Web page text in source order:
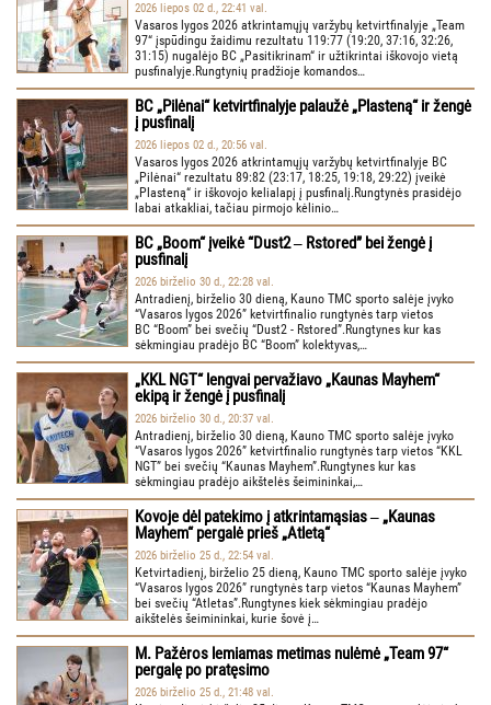
2026 liepos 02 d., 22:41 val.
Vasaros lygos 2026 atkrintamųjų varžybų ketvirtfinalyje „Team
97“ įspūdingu žaidimu rezultatu 119:77 (19:20, 37:16, 32:26,
31:15) nugalėjo BC „Pasitikrinam“ ir užtikrintai iškovojo vietą
pusfinalyje.Rungtynių pradžioje komandos…
BC „Pilėnai“ ketvirtfinalyje palaužė „Plasteną“ ir žengė
į pusfinalį
2026 liepos 02 d., 20:56 val.
Vasaros lygos 2026 atkrintamųjų varžybų ketvirtfinalyje BC
„Pilėnai“ rezultatu 89:82 (23:17, 18:25, 19:18, 29:22) įveikė
„Plasteną“ ir iškovojo kelialapį į pusfinalį.Rungtynės prasidėjo
labai atkakliai, tačiau pirmojo kėlinio…
BC „Boom“ įveikė “Dust2 ‒ Rstored” bei žengė į
pusfinalį
2026 birželio 30 d., 22:28 val.
Antradienį, birželio 30 dieną, Kauno TMC sporto salėje įvyko
“Vasaros lygos 2026” ketvirtfinalio rungtynės tarp vietos
BC “Boom” bei svečių “Dust2 - Rstored”.Rungtynes kur kas
sėkmingiau pradėjo BC “Boom” kolektyvas,…
„KKL NGT“ lengvai pervažiavo „Kaunas Mayhem“
ekipą ir žengė į pusfinalį
2026 birželio 30 d., 20:37 val.
Antradienį, birželio 30 dieną, Kauno TMC sporto salėje įvyko
“Vasaros lygos 2026” ketvirtfinalio rungtynės tarp vietos “KKL
NGT” bei svečių “Kaunas Mayhem”.Rungtynes kur kas
sėkmingiau pradėjo aikštelės šeimininkai,…
Kovoje dėl patekimo į atkrintamąsias ‒ „Kaunas
Mayhem“ pergalė prieš „Atletą“
2026 birželio 25 d., 22:54 val.
Ketvirtadienį, birželio 25 dieną, Kauno TMC sporto salėje įvyko
“Vasaros lygos 2026” rungtynės tarp vietos “Kaunas Mayhem”
bei svečių “Atletas”.Rungtynes kiek sėkmingiau pradėjo
aikštelės šeimininkai, kurie šovė į…
M. Pažėros lemiamas metimas nulėmė „Team 97“
pergalę po pratęsimo
2026 birželio 25 d., 21:48 val.